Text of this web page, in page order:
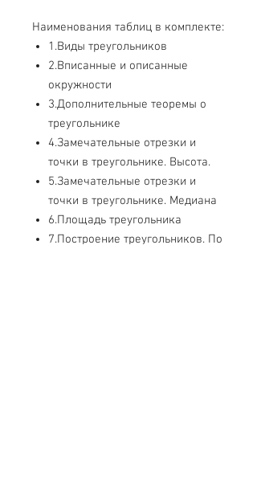
Наименования таблиц в комплекте:
1.Виды треугольников
2.Вписанные и описанные
окружности
3.Дополнительные теоремы о
треугольнике
4.Замечательные отрезки и
точки в треугольнике. Высота.
5.Замечательные отрезки и
точки в треугольнике. Медиана
6.Площадь треугольника
7.Построение треугольников. По